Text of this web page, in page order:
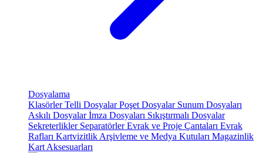
Dosyalama
KlasörlerTelli DosyalarPoşet Dosyalar Sunum Dosyaları
Askılı Dosyalarİmza Dosyaları Sıkıştırmalı Dosyalar
Sekreterlikler SeparatörlerEvrak ve Proje Çantaları Evrak
Rafları Kartvizitlik Arşivleme ve Medya Kutuları Magazinlik
Kart Aksesuarları